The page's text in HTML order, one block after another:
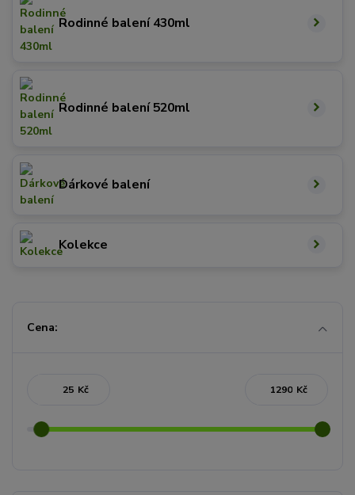
Rodinné balení 430ml
Rodinné balení 520ml
Dárkové balení
Kolekce
Cena:
Kč Kč